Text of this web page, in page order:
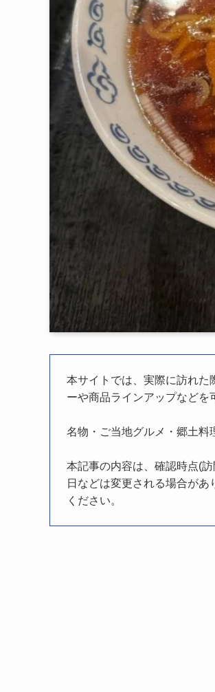
本サイトでは、実際に訪れた
ーや商品ラインアップなどを
名物・ご当地グルメ・郷土料
本記事の内容は、確認時点(
日などは変更される場合が
ください。